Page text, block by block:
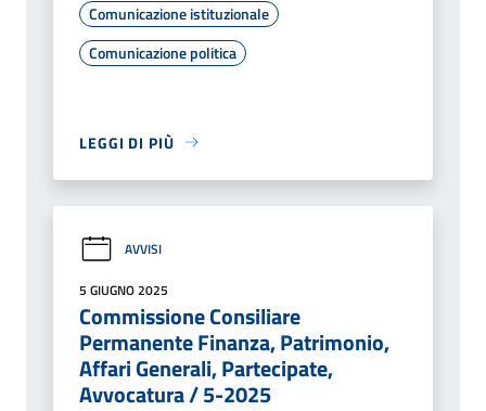
Comunicazione istituzionale
Comunicazione politica
LEGGI DI PIÙ
AVVISI
5 GIUGNO 2025
Commissione Consiliare
Permanente Finanza, Patrimonio,
Affari Generali, Partecipate,
Avvocatura / 5-2025